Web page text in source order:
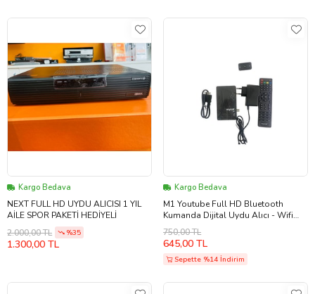
Kargo Bedava
NEXT FULL HD UYDU ALICISI 1 YIL
AİLE SPOR PAKETİ HEDİYELİ
2.000,00 TL
%35
1.300,00 TL
Kargo Bedava
M1 Youtube Full HD Bluetooth
Kumanda Dijital Uydu Alıcı - Wifi
Anteni (Siyah)
750,00 TL
645,00 TL
Sepette %14 İndirim